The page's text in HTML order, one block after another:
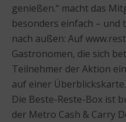
genießen.“ macht das
besonders einfach – und
nach außen: Auf
Gastronomen, die sich
Teilnehmer der Aktion
auf einer Überblickskarte.
Die Beste-Reste-Box ist
der Metro Cash & Carry